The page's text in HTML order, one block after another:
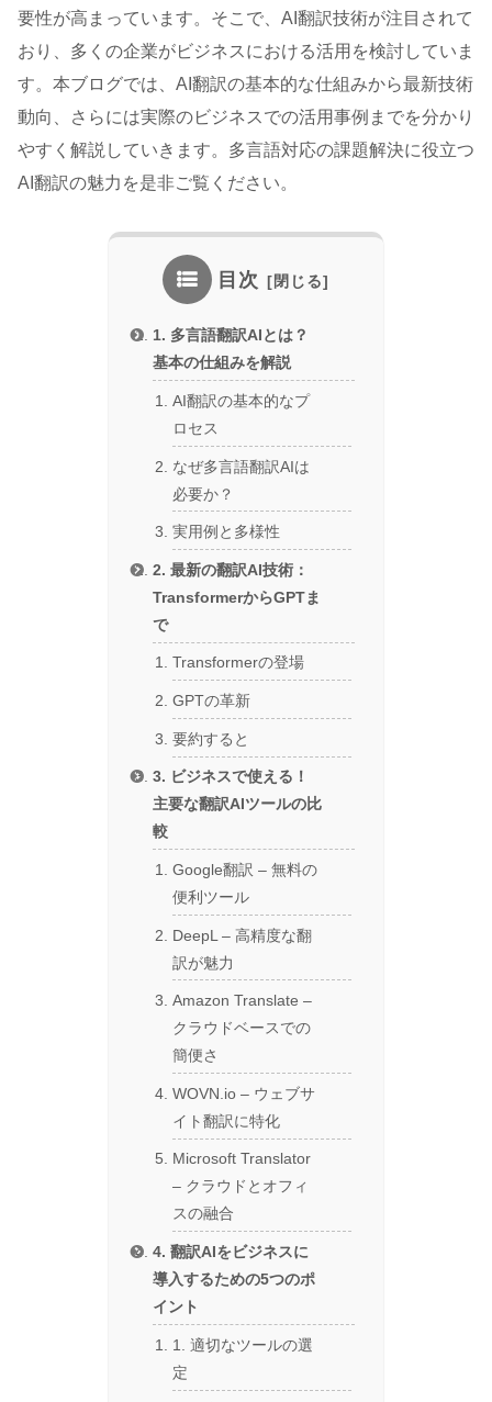
要性が高まっています。そこで、AI翻訳技術が注目されて
おり、多くの企業がビジネスにおける活用を検討していま
す。本ブログでは、AI翻訳の基本的な仕組みから最新技術
動向、さらには実際のビジネスでの活用事例までを分かり
やすく解説していきます。多言語対応の課題解決に役立つ
AI翻訳の魅力を是非ご覧ください。
目次
1. 多言語翻訳AIとは？
基本の仕組みを解説
AI翻訳の基本的なプ
ロセス
なぜ多言語翻訳AIは
必要か？
実用例と多様性
2. 最新の翻訳AI技術：
TransformerからGPTま
で
Transformerの登場
GPTの革新
要約すると
3. ビジネスで使える！
主要な翻訳AIツールの比
較
Google翻訳 – 無料の
便利ツール
DeepL – 高精度な翻
訳が魅力
Amazon Translate –
クラウドベースでの
簡便さ
WOVN.io – ウェブサ
イト翻訳に特化
Microsoft Translator
– クラウドとオフィ
スの融合
4. 翻訳AIをビジネスに
導入するための5つのポ
イント
1. 適切なツールの選
定